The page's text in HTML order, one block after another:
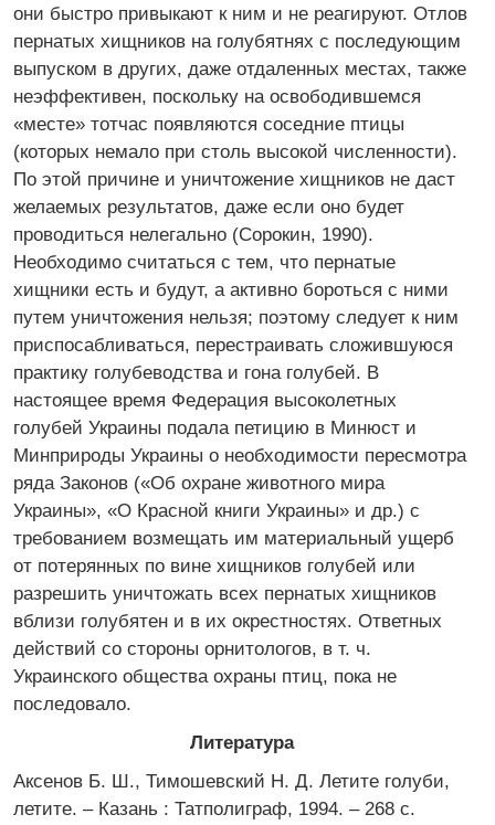
они быстро привыкают к ним и не реагируют. Отлов
пернатых хищников на голубятнях с последующим
выпуском в других, даже отдаленных местах, также
неэффективен, поскольку на освободившемся
«месте» тотчас появляются соседние птицы
(которых немало при столь высокой численности).
По этой причине и уничтожение хищников не даст
желаемых результатов, даже если оно будет
проводиться нелегально (Сорокин, 1990).
Необходимо считаться с тем, что пернатые
хищники есть и будут, а активно бороться с ними
путем уничтожения нельзя; поэтому следует к ним
приспосабливаться, перестраивать сложившуюся
практику голубеводства и гона голубей. В
настоящее время Федерация высоколетных
голубей Украины подала петицию в Минюст и
Минприроды Украины о необходимости пересмотра
ряда Законов («Об охране животного мира
Украины», «О Красной книги Украины» и др.) с
требованием возмещать им материальный ущерб
от потерянных по вине хищников голубей или
разрешить уничтожать всех пернатых хищников
вблизи голубятен и в их окрестностях. Ответных
действий со стороны орнитологов, в т. ч.
Украинского общества охраны птиц, пока не
последовало.
Литература
Аксенов Б. Ш., Тимошевский Н. Д. Летите голуби,
летите. – Казань : Татполиграф, 1994. – 268 с.